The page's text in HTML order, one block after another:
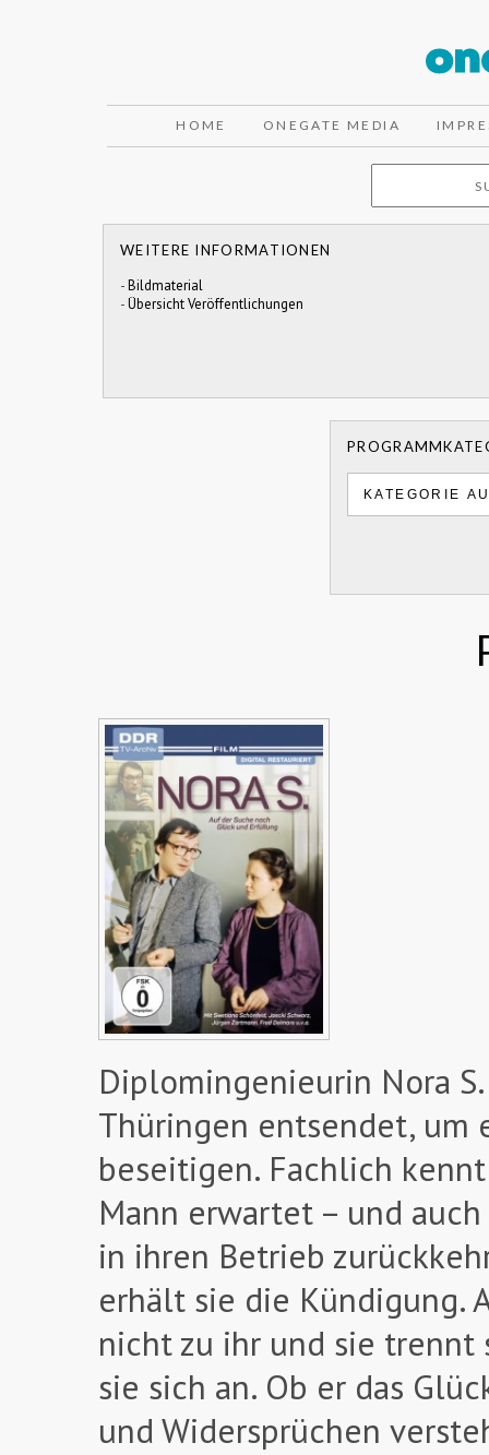
HOME ONEGATE MEDIA
WEITERE INFORMATIONEN
-Bildmaterial
-Übersicht Veröffentlichungen
Diplomingenieurin Nora
Thüringen entsendet, um
beseitigen. Fachlich
Mann erwartet – und
in ihren Betrieb
erhält sie die Kündigung.
nicht zu ihr und sie
sie sich an. Ob er das
und Widersprüchen